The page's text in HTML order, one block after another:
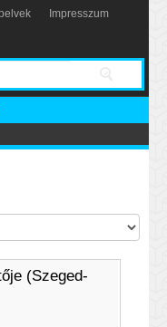
Impresszum
(Szeged-